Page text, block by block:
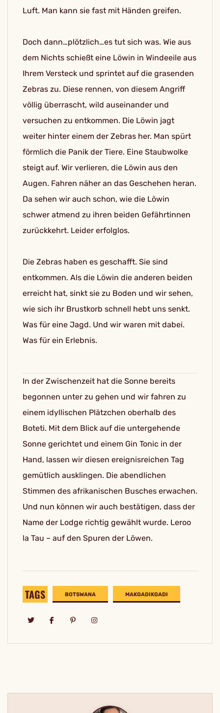
Luft. Man kann sie fast mit Händen greifen.
Doch dann…plötzlich…es tut sich was. Wie aus
dem Nichts schießt eine Löwin in Windeeile aus
Ihrem Versteck und sprintet auf die grasenden
Zebras zu. Diese rennen, von diesem Angriff
völlig überrascht, wild auseinander und
versuchen zu entkommen. Die Löwin jagt
weiter hinter einem der Zebras her. Man spürt
förmlich die Panik der Tiere. Eine Staubwolke
steigt auf. Wir verlieren, die Löwin aus den
Augen. Fahren näher an das Geschehen heran.
Da sehen wir auch schon, wie die Löwin
schwer atmend zu ihren beiden Gefährtinnen
zurückkehrt. Leider erfolglos.
Die Zebras haben es geschafft. Sie sind
entkommen. Als die Löwin die anderen beiden
erreicht hat, sinkt sie zu Boden und wir sehen,
wie sich ihr Brustkorb schnell hebt uns senkt.
Was für eine Jagd. Und wir waren mit dabei.
Was für ein Erlebnis.
In der Zwischenzeit hat die Sonne bereits
begonnen unter zu gehen und wir fahren zu
einem idyllischen Plätzchen oberhalb des
Boteti. Mit dem Blick auf die untergehende
Sonne gerichtet und einem Gin Tonic in der
Hand, lassen wir diesen ereignisreichen Tag
gemütlich ausklingen. Die abendlichen
Stimmen des afrikanischen Busches erwachen.
Und nun können wir auch bestätigen, dass der
Name der Lodge richtig gewählt wurde. Leroo
la Tau – auf den Spuren der Löwen.
TAGS BOTSWANA MAKGADIKGADI